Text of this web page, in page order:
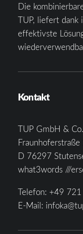
Die
TUP, liefert
effektivste
Kontakt
TUP GmbH &
Fraunhoferstraße
D 76297
what3words ///
Telefon: +49
E-Mail: